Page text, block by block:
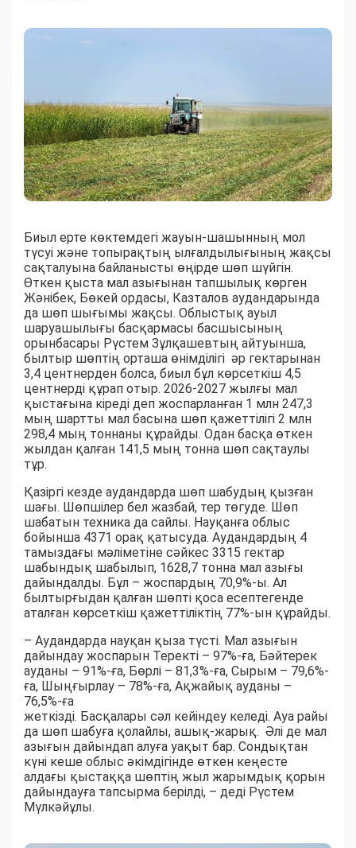
Биыл ерте көктемдегі жауын-шашынның мол
түсуі және топырақтың ылғалдылығының жақсы
сақталуына байланысты өңірде шөп шүйгін.
Өткен қыста мал азығынан тапшылық көрген
Жәнібек, Бөкей ордасы, Казталов аудандарында
да шөп шығымы жақсы. Облыстық ауыл
шаруашылығы басқармасы басшысының
орынбасары Рүстем Зұлқашевтың айтуынша,
былтыр шөптің орташа өнімділігі әр гектарынан
3,4 центнерден болса, биыл бұл көрсеткіш 4,5
центнерді құрап отыр. 2026-2027 жылғы мал
қыстағына кіреді деп жоспарланған 1 млн 247,3
мың шартты мал басына шөп қажеттілігі 2 млн
298,4 мың тоннаны құрайды. Одан басқа өткен
жылдан қалған 141,5 мың тонна шөп сақтаулы
тұр.
Қазіргі кезде аудандарда шөп шабудың қызған
шағы. Шөпшілер бел жазбай, тер төгуде. Шөп
шабатын техника да сайлы. Науқанға облыс
бойынша 4371 орақ қатысуда. Аудандардың 4
тамыздағы мәліметіне сәйкес 3315 гектар
шабындық шабылып, 1628,7 тонна мал азығы
дайындалды. Бұл – жоспардың 70,9%-ы. Ал
былтырғыдан қалған шөпті қоса есептегенде
аталған көрсеткіш қажеттіліктің 77%-ын құрайды.
– Аудандарда науқан қыза түсті. Мал азығын
дайындау жоспарын Теректі – 97%-ға, Бәйтерек
ауданы – 91%-ға, Бөрлі – 81,3%-ға, Сырым – 79,6%-
ға, Шыңғырлау – 78%-ға, Ақжайық ауданы –
76,5%-ға
жеткізді. Басқалары сәл кейіндеу келеді. Ауа райы
да шөп шабуға қолайлы, ашық-жарық. Әлі де мал
азығын дайындап алуға уақыт бар. Сондықтан
күні кеше облыс әкімдігінде өткен кеңесте
алдағы қыстаққа шөптің жыл жарымдық қорын
дайындауға тапсырма берілді, – деді Рүстем
Мүлкәйұлы.